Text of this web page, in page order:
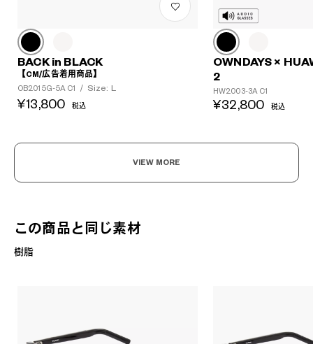
BACK in BLACK
【CM/広告着用商品】
OB2015G-5A C1
/ Size: L
¥13,800 税込
OWNDAYS ×
2
HW2003-3A C1
¥32,800 税込
VIEW MORE
この商品と同じ素材
樹脂